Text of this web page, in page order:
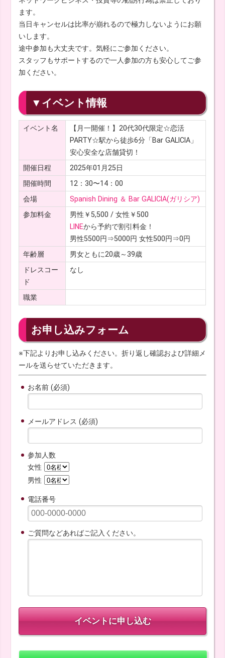
ます。
当日キャンセルは比率が崩れるので極力しないようにお願
いします。
途中参加も大丈夫です。気軽にご参加ください。
スタッフもサポートするので一人参加の方も安心してご参
加ください。
▼イベント情報
イベント名
【月一開催！】20代30代限定☆恋活
PARTY☆駅から徒歩6分「Bar GALICIA」
安心安全な店舗貸切！
開催日程
2025年01月25日
開催時間
12：30〜14：00
会場
Spanish Dining ＆ Bar GALICIA(ガリシア)
参加料金
男性￥5,500 / 女性￥500
LINEから予約で割引料金！
男性5500円⇒5000円 女性500円⇒0円
年齢層
男女ともに20歳～39歳
ドレスコー
ド
なし
職業
お申し込みフォーム
※下記よりお申し込みください。折り返し確認および詳細メ
ールを送らせていただきます。
お名前 (必須)
メールアドレス (必須)
参加人数
女性
男性
電話番号
ご質問などあればご記入ください。